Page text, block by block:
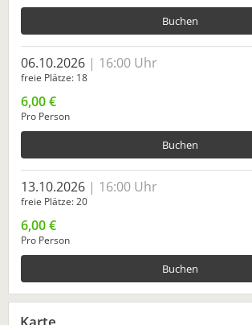
Buchen
06.10.2026 16:00 Uhr
freie Plätze 18
6,00 €
Pro Person
Buchen
13.10.2026 16:00 Uhr
freie Plätze 20
6,00 €
Pro Person
Buchen
Karte